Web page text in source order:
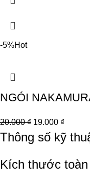
-5%Hot
NGÓI
20.000₫ 19.000 ₫
Thông số kỹ
Kích thước